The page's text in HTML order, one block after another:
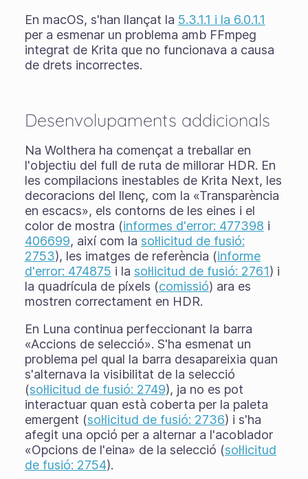
En macOS, s'han llançat la 5.3.1.1 i la 6.0.1.1
per a esmenar un problema amb FFmpeg
integrat de Krita que no funcionava a causa
de drets incorrectes.
Desenvolupaments addicionals
Na Wolthera ha començat a treballar en
l'objectiu del full de ruta de millorar HDR. En
les compilacions inestables de Krita Next, les
decoracions del llenç, com la «Transparència
en escacs», els contorns de les eines i el
color de mostra (informes d'error: 477398 i
406699, així com la sol·licitud de fusió:
2753), les imatges de referència (informe
d'error: 474875 i la sol·licitud de fusió: 2761) i
la quadrícula de píxels (comissió) ara es
mostren correctament en HDR.
En Luna continua perfeccionant la barra
«Accions de selecció». S'ha esmenat un
problema pel qual la barra desapareixia quan
s'alternava la visibilitat de la selecció
(sol·licitud de fusió: 2749), ja no es pot
interactuar quan està coberta per la paleta
emergent (sol·licitud de fusió: 2736) i s'ha
afegit una opció per a alternar a l'acoblador
«Opcions de l'eina» de la selecció (sol·licitud
de fusió: 2754).